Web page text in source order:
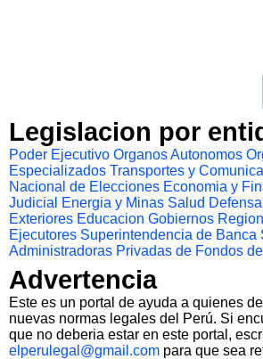
Legislacion por
Poder Ejecutivo Organos Autonomos
Especializados Transportes y
Nacional de Elecciones Economia y
Judicial
Energia y Minas Salud Defensa
Exteriores Educacion Gobiernos
Ejecutores Superintendencia de Banca
Administradoras Privadas de Fondos
Advertencia
Este es un portal de ayuda a quienes
nuevas normas legales del Perú. Si
que no deberia estar en este portal,
elperulegal@gmail.com para que sea